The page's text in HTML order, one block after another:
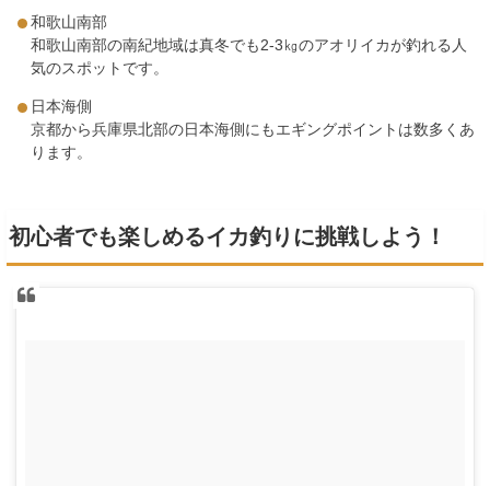
和歌山南部
和歌山南部の南紀地域は真冬でも2-3㎏のアオリイカが釣れる人
気のスポットです。
日本海側
京都から兵庫県北部の日本海側にもエギングポイントは数多くあ
ります。
初心者でも楽しめるイカ釣りに挑戦しよう！